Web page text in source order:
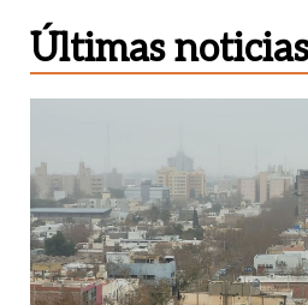
Últimas noticias